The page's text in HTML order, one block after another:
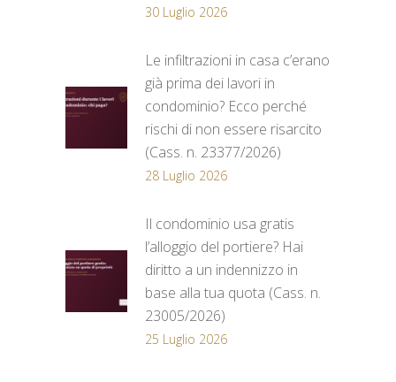
30 Luglio 2026
Le infiltrazioni in casa c’erano
già prima dei lavori in
condominio? Ecco perché
rischi di non essere risarcito
(Cass. n. 23377/2026)
28 Luglio 2026
Il condominio usa gratis
l’alloggio del portiere? Hai
diritto a un indennizzo in
base alla tua quota (Cass. n.
23005/2026)
25 Luglio 2026